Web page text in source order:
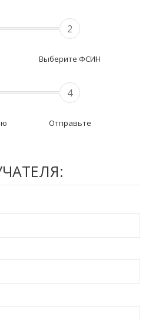
2
Выберите ФСИН
4
Отправьте